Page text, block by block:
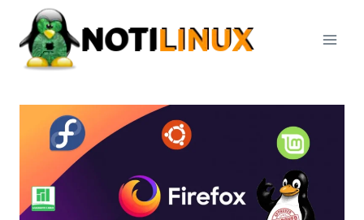
Saltar
contenido